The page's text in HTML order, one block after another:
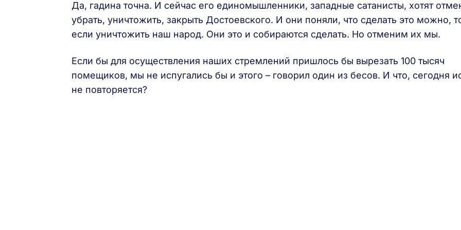
Да, гадина точна. И сейчас его единомышленники, западные сатанисты, хотят
убрать, уничтожить, закрыть Достоевского. И они поняли, что сделать это можно,
если уничтожить наш народ. Они это и собираются сделать. Но отменим их мы.
Если бы для осуществления наших стремлений пришлось бы вырезать 100 тысяч
помещиков, мы не испугались бы и этого – говорил один из бесов. И что, сегодня
не повторяется?